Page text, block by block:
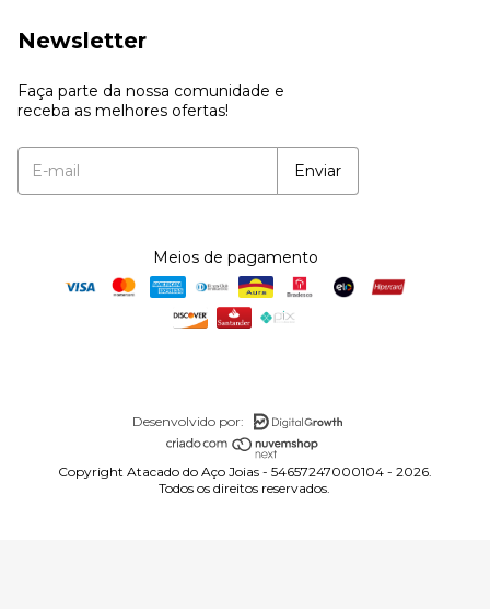
Newsletter
Faça parte da nossa comunidade e
receba as melhores ofertas!
Meios de pagamento
Desenvolvido por:
Copyright Atacado do Aço Joias - 54657247000104 - 2026.
Todos os direitos reservados.